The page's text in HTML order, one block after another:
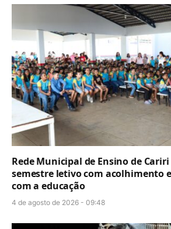
Rede Municipal de Ensino de
semestre letivo com acolhimento
com a educação
4 de agosto de 2026 - 09:48